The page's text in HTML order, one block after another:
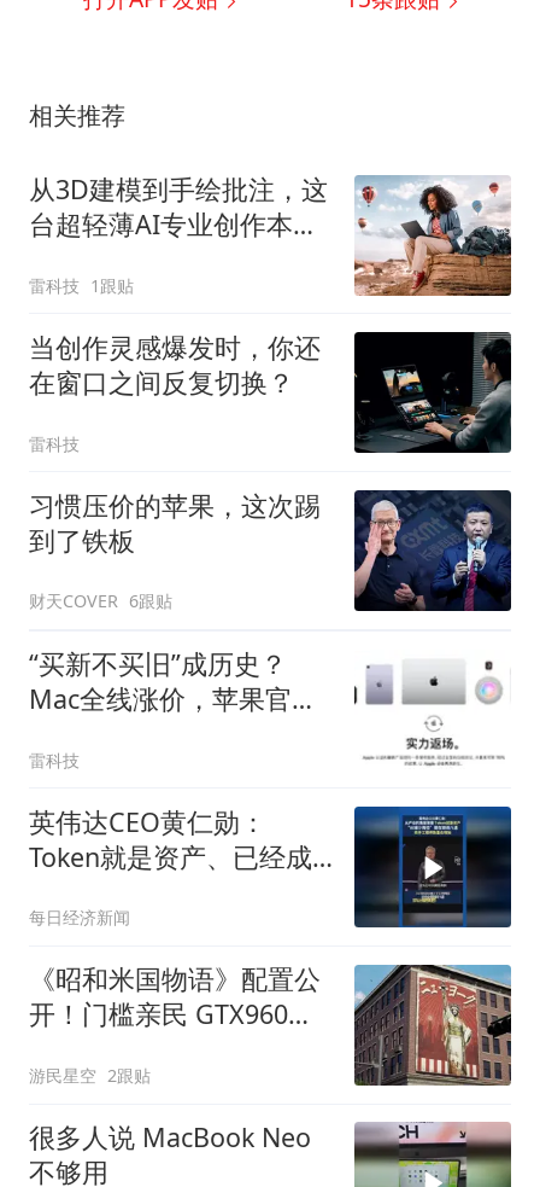
相关推荐
从3D建模到手绘批注，这
台超轻薄AI专业创作本全
雷科技 1跟贴
当创作灵感爆发时，你还
在窗口之间反复切换？
雷科技
习惯压价的苹果，这次踢
到了铁板
财天COVER 6跟贴
“买新不买旧”成历史？
Mac全线涨价，苹果官翻
雷科技
英伟达CEO黄仁勋：
Token就是资产、已经成
每日经济新闻
《昭和米国物语》配置公
开！门槛亲民 GTX960就
游民星空 2跟贴
很多人说 MacBook Neo
不够用